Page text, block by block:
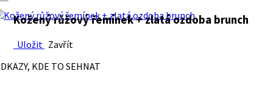
Kožený růžový řemínek + zlatá ozdoba brunch
Uložit Zavřít
KDE TO SEHNAT